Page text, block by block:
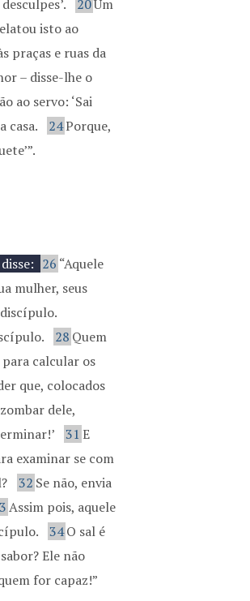
20Um
isto ao
praças e ruas da
– disse-lhe o
ao servo: ‘Sai
casa.
24Porque,
26 “Aquele
mulher, seus
28 Quem
calcular os
que, colocados
dele,
31 E
examinar se com
32 Se não, envia
Assim pois, aquele
34O sal é
Ele não
for capaz!”